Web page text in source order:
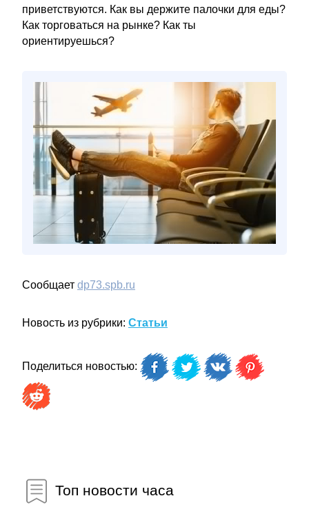
приветствуются. Как вы держите палочки для еды?
Как торговаться на рынке? Как ты
ориентируешься?
Сообщает dp73.spb.ru
Новость из рубрики: Статьи
Поделиться новостью:
Топ новости часа